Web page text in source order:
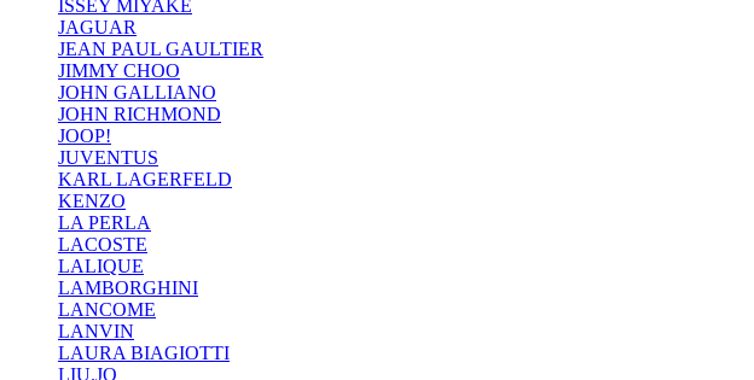
ISSEY MIYAKE
JAGUAR
JEAN PAUL GAULTIER
JIMMY CHOO
JOHN GALLIANO
JOHN RICHMOND
JOOP!
JUVENTUS
KARL LAGERFELD
KENZO
LA PERLA
LACOSTE
LALIQUE
LAMBORGHINI
LANCOME
LANVIN
LAURA BIAGIOTTI
LIU.JO